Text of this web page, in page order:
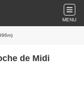
MENU
de Midi